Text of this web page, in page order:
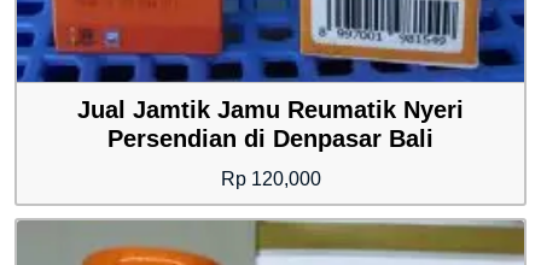
Jual Jamtik Jamu Reumatik Nyeri
Persendian di Denpasar Bali
Rp120,000